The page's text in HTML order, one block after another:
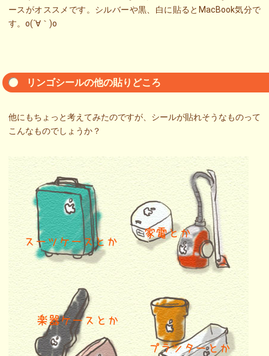
ースがオススメです。シルバーや黒、白に貼るとMacBook気分で
す。o(´∀｀)o
リンゴシールの他の貼りどころ
他にもちょっと考えてみたのですが、シールが貼れそうなものって
こんなものでしょうか？